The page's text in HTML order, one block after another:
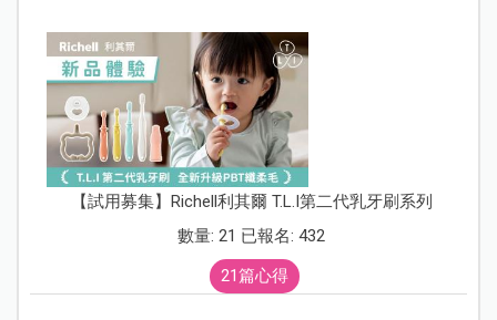
【試用募集】Richell利其爾 T.L.I第二代乳牙刷系列
數量: 21 已報名: 432
21篇心得